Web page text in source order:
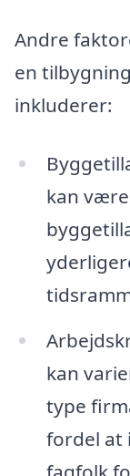
Andre
en
inkluderer:
kan
kan
type
fordel at